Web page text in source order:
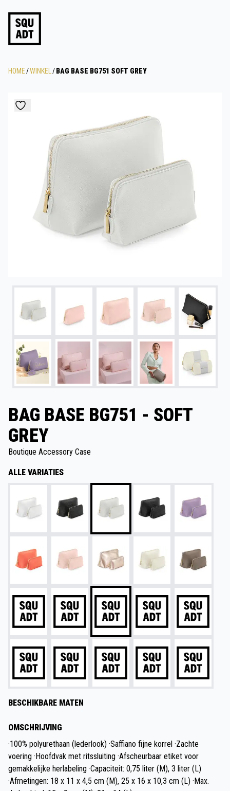
HOME/WINKEL / BAG BASE BG751 SOFT GREY
BAG BASE BG751 - SOFT
GREY
Boutique Accessory Case
ALLE VARIATIES
BESCHIKBARE MATEN
OMSCHRIJVING
·100% polyurethaan (lederlook) ·Saffiano fijne korrel ·Zachte
voering ·Hoofdvak met ritssluiting ·Afscheurbaar etiket voor
gemakkelijke herlabeling ·Capaciteit: 0,75 liter (M), 3 liter (L)
·Afmetingen: 18 x 11 x 4,5 cm (M), 25 x 16 x 10,3 cm (L) ·Max.